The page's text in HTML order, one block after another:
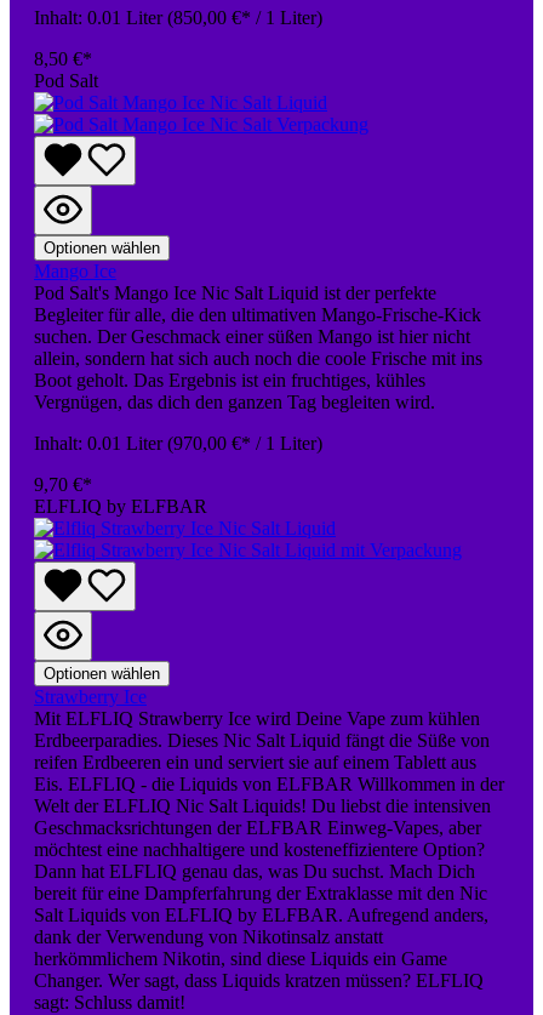
Inhalt: 0.01 Liter(850,00 €* / 1 Liter)
8,50 €*
Pod Salt
Optionen wählen
Mango Ice
Pod Salt's Mango Ice Nic Salt Liquid ist der perfekte
Begleiter für alle, die den ultimativen Mango-Frische-Kick
suchen. Der Geschmack einer süßen Mango ist hier nicht
allein, sondern hat sich auch noch die coole Frische mit ins
Boot geholt. Das Ergebnis ist ein fruchtiges, kühles
Vergnügen, das dich den ganzen Tag begleiten wird.
Inhalt: 0.01 Liter(970,00 €* / 1 Liter)
9,70 €*
ELFLIQ by ELFBAR
Optionen wählen
Strawberry Ice
Mit ELFLIQ Strawberry Ice wird Deine Vape zum kühlen
Erdbeerparadies. Dieses Nic Salt Liquid fängt die Süße von
reifen Erdbeeren ein und serviert sie auf einem Tablett aus
Eis. ELFLIQ - die Liquids von ELFBAR Willkommen in der
Welt der ELFLIQ Nic Salt Liquids! Du liebst die intensiven
Geschmacksrichtungen der ELFBAR Einweg-Vapes, aber
möchtest eine nachhaltigere und kosteneffizientere Option?
Dann hat ELFLIQ genau das, was Du suchst. Mach Dich
bereit für eine Dampferfahrung der Extraklasse mit den Nic
Salt Liquids von ELFLIQ by ELFBAR. Aufregend anders,
dank der Verwendung von Nikotinsalz anstatt
herkömmlichem Nikotin, sind diese Liquids ein Game
Changer. Wer sagt, dass Liquids kratzen müssen? ELFLIQ
sagt: Schluss damit!